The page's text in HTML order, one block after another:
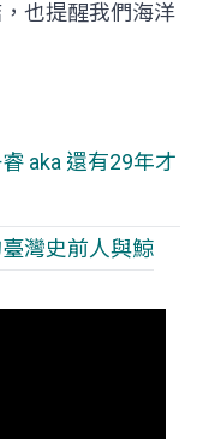
也提醒我們海洋
aka 還有29年才
臺灣史前人與鯨